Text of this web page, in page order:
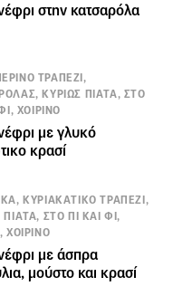
στην κατσαρόλα
ΤΡΑΠΕΖΙ,
ΚΥΡΙΩΣ ΠΙΑΤΑ, ΣΤΟ
ΧΟΙΡΙΝΟ
με γλυκό
κρασί
ΚΥΡΙΑΚΑΤΙΚΟ ΤΡΑΠΕΖΙ,
ΠΙΑΤΑ, ΣΤΟ ΠΙ ΚΑΙ ΦΙ,
ΧΟΙΡΙΝΟ
με άσπρα
μούστο και κρασί